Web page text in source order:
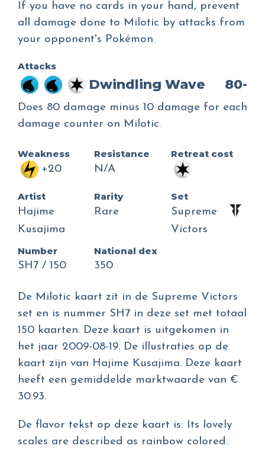
If you have no cards in your hand, prevent
all damage done to Milotic by attacks from
your opponent's Pokémon.
Attacks
Dwindling Wave 80-
Does 80 damage minus 10 damage for each
damage counter on Milotic.
Weakness
+20
Resistance
N/A
Retreat cost
Artist
Hajime
Kusajima
Rarity
Rare
Set
Supreme
Victors
Number
SH7 / 150
National dex
350
De Milotic kaart zit in de Supreme Victors
set en is nummer SH7 in deze set met totaal
150 kaarten. Deze kaart is uitgekomen in
het jaar 2009-08-19. De illustraties op de
kaart zijn van Hajime Kusajima. Deze kaart
heeft een gemiddelde marktwaarde van €
30.93.
De flavor tekst op deze kaart is: Its lovely
scales are described as rainbow colored.